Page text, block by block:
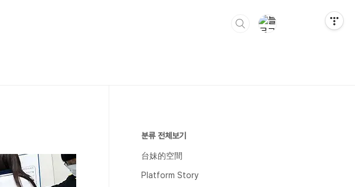
분류 전체보기
台妹的空間
Platform Story